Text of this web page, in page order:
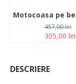
305,00 lei
457,00 lei
DESCRIERE